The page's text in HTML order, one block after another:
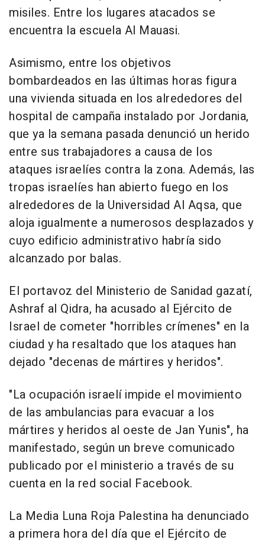
misiles. Entre los lugares atacados se
encuentra la escuela Al Mauasi.
Asimismo, entre los objetivos
bombardeados en las últimas horas figura
una vivienda situada en los alrededores del
hospital de campaña instalado por Jordania,
que ya la semana pasada denunció un herido
entre sus trabajadores a causa de los
ataques israelíes contra la zona. Además, las
tropas israelíes han abierto fuego en los
alrededores de la Universidad Al Aqsa, que
aloja igualmente a numerosos desplazados y
cuyo edificio administrativo habría sido
alcanzado por balas.
El portavoz del Ministerio de Sanidad gazatí,
Ashraf al Qidra, ha acusado al Ejército de
Israel de cometer "horribles crímenes" en la
ciudad y ha resaltado que los ataques han
dejado "decenas de mártires y heridos".
"La ocupación israelí impide el movimiento
de las ambulancias para evacuar a los
mártires y heridos al oeste de Jan Yunis", ha
manifestado, según un breve comunicado
publicado por el ministerio a través de su
cuenta en la red social Facebook.
La Media Luna Roja Palestina ha denunciado
a primera hora del día que el Ejército de